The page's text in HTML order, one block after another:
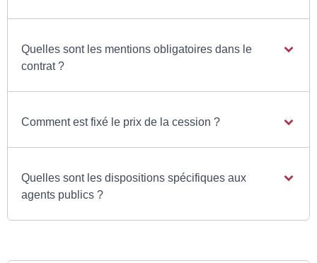
Quelles sont les mentions obligatoires dans le
contrat ?
Comment est fixé le prix de la cession ?
Quelles sont les dispositions spécifiques aux
agents publics ?